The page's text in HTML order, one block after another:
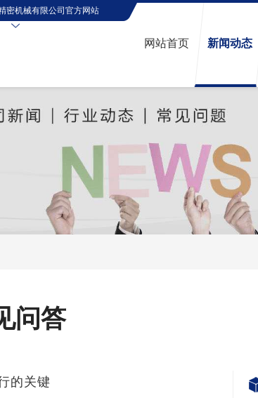
密机械有限公司官方网站
网站首页 新闻动态
问答
的关键